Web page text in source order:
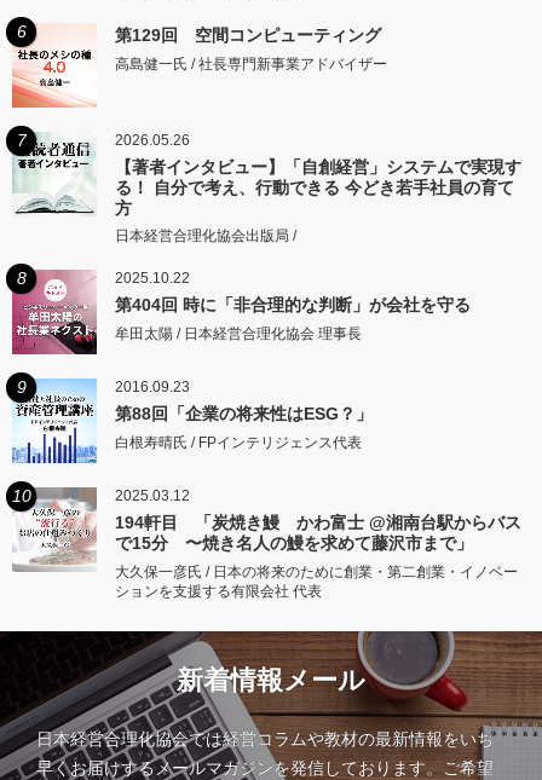
6 第129回 空間コンピューティング
高島健一氏 / 社長専門新事業アドバイザー
7 2026.05.26
【著者インタビュー】「自創経営」システムで実現す
る！ 自分で考え、行動できる 今どき若手社員の育て
方
日本経営合理化協会出版局 /
8 2025.10.22
第404回 時に「非合理的な判断」が会社を守る
牟田太陽 / 日本経営合理化協会 理事長
9 2016.09.23
第88回「企業の将来性はESG？」
白根寿晴氏 / FPインテリジェンス代表
10 2025.03.12
194軒目 「炭焼き鰻 かわ富士 @湘南台駅からバス
で15分 〜焼き名人の鰻を求めて藤沢市まで」
大久保一彦氏 / 日本の将来のために創業・第二創業・イノベー
ションを支援する有限会社 代表
新着情報メール
日本経営合理化協会では経営コラムや教材の最新情報をいち
早くお届けするメールマガジンを発信しております。ご希望